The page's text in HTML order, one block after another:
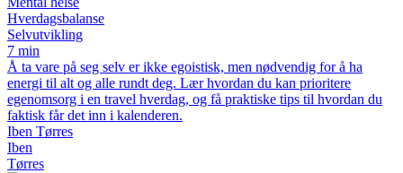
Hverdagsbalanse
Selvutvikling
7 min
Å ta vare på seg selv er ikke egoistisk, men nødvendig for å ha
energi til alt og alle rundt deg. Lær hvordan du kan prioritere
egenomsorg i en travel hverdag, og få praktiske tips til hvordan du
faktisk får det inn i kalenderen.
Iben Tørres
Iben
Tørres